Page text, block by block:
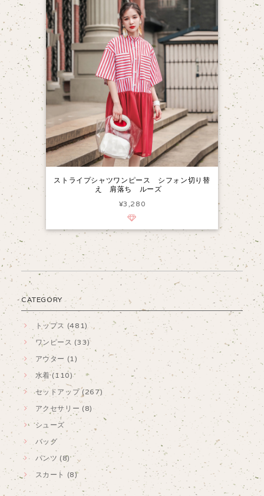
ストライプシャツワンピース シフォン切り替
え 肩落ち ルーズ
¥3,280
CATEGORY
トップス (481)
ワンピース (33)
アウター (1)
水着 (110)
セットアップ (267)
アクセサリー (8)
シューズ
バッグ
パンツ (8)
スカート (8)